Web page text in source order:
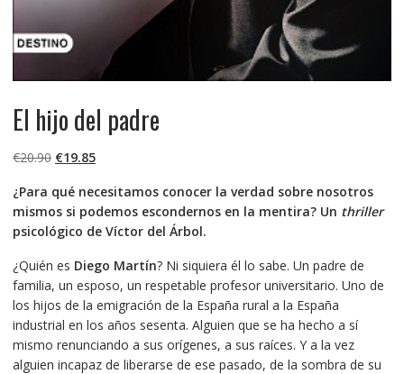
El hijo del padre
€20.90 El
original
era:
€20.90.
€19.85El
actual
es:
€19.85.
¿Para qué necesitamos conocer la verdad sobre nosotros
mismos si podemos escondernos en la mentira? Un thriller
psicológico de Víctor del Árbol.
¿Quién es Diego Martín? Ni siquiera él lo sabe. Un padre de
familia, un esposo, un respetable profesor universitario. Uno de
los hijos de la emigración de la España rural a la España
industrial en los años sesenta. Alguien que se ha hecho a sí
mismo renunciando a sus orígenes, a sus raíces. Y a la vez
alguien incapaz de liberarse de ese pasado, de la sombra de su